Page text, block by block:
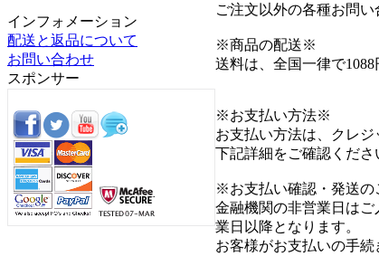
インフォメーション
配送と返品について
お問い合わせ
スポンサー
ご注文以外の各種お問
※商品の配送※
送料は、全国一律で1088
※お支払い方法※
お支払い方法は、クレ
下記詳細をご確認くださ
※お支払い確認・発送
金融機関の非営業日は
業日以降となります。
お客様がお支払いの手